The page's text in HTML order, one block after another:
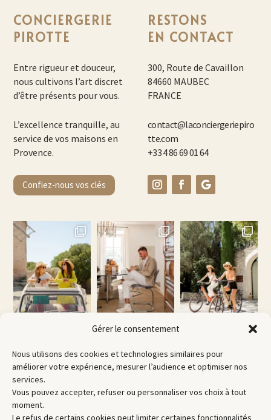
Gérer le consentement
Nous utilisons des cookies et technologies similaires pour
améliorer votre expérience, mesurer l’audience et optimiser nos
services.
Vous pouvez accepter, refuser ou personnaliser vos choix à tout
moment.
Le refus de certains cookies peut limiter certaines fonctionnalités
CONCIERGERIE
PIROTTE
Entre rigueur et douceur,
nous cultivons l’art discret
d’être présents pour vous.
L’excellence tranquille, au
service de vos maisons en
Provence.
Confiez-nous vos clés
RESTONS
EN CONTACT
300, Route de Cavaillon
84660 MAUBEC
FRANCE
contact@laconciergeriepiro
tte.com
+33 4 86 69 01 64